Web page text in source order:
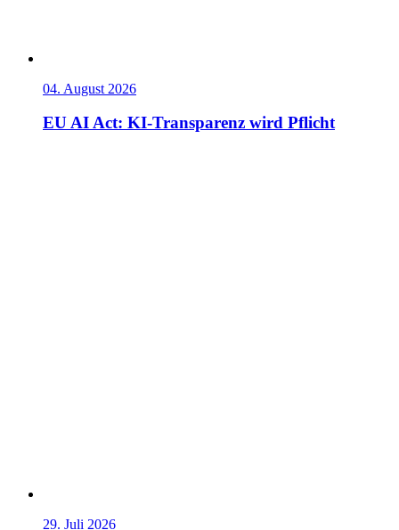
04. August 2026
EU AI Act: KI-Transparenz wird Pflicht
29. Juli 2026